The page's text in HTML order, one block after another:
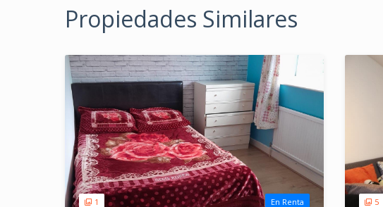
Propiedades Similares
1 En Renta 5